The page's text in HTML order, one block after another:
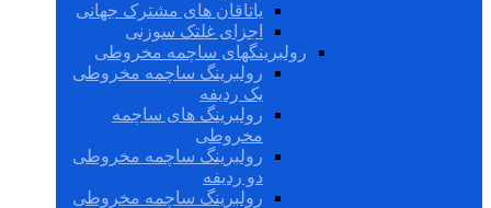
یاتاقان های مشترک جهانی
اجزای غلتک سوزنی
رولبرینگهای ساچمه مخروطی
رولبرینگ ساچمه مخروطی
یک ردیفه
رولبرینگ های ساچمه
مخروطی
رولبرینگ ساچمه مخروطی
دو ردیفه
رولبرینگ ساچمه مخروطی